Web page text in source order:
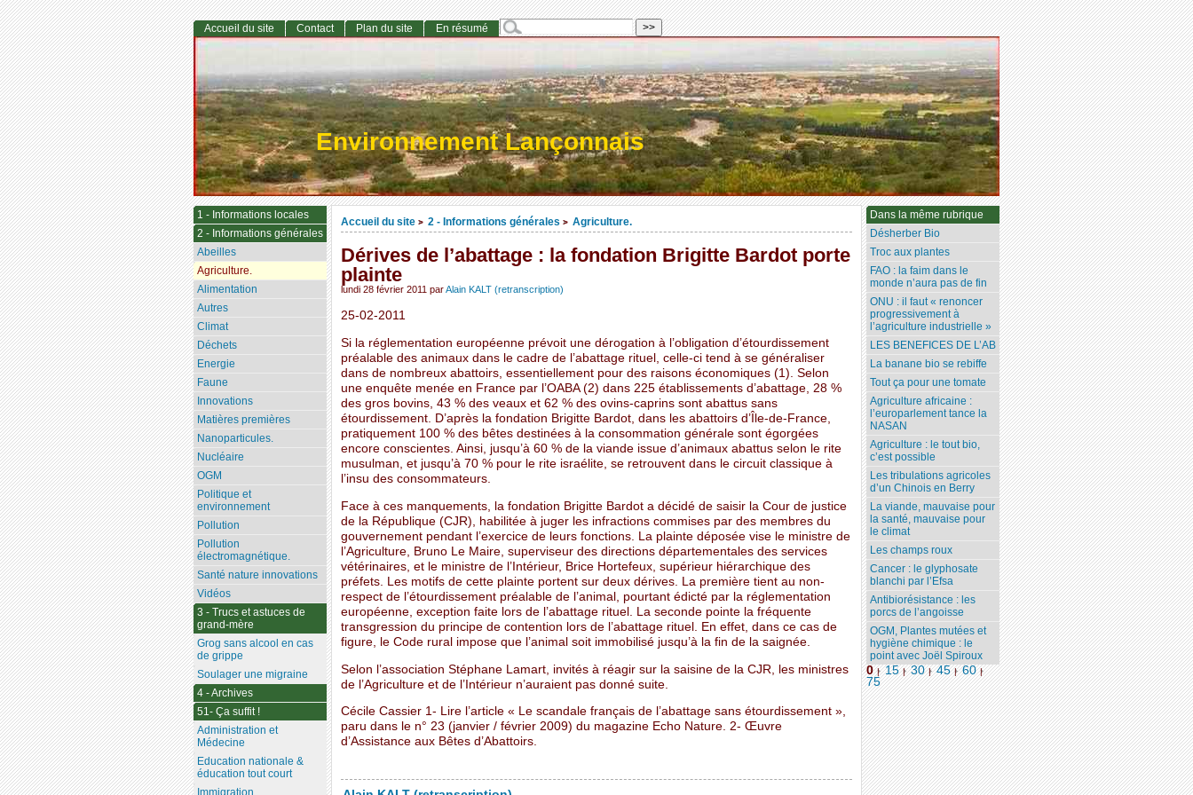
Environnement Lançonnais
Accueil du site > 2 - Informations générales > Agriculture.
Dérives de l’abattage : la fondation Brigitte Bardot porte
plainte
lundi 28 février 2011 parAlain KALT (retranscription)
25-02-2011
Si la réglementation européenne prévoit une dérogation à l’obligation d’étourdissement
préalable des animaux dans le cadre de l’abattage rituel, celle-ci tend à se généraliser
dans de nombreux abattoirs, essentiellement pour des raisons économiques (1). Selon
une enquête menée en France par l’OABA (2) dans 225 établissements d’abattage, 28 %
des gros bovins, 43 % des veaux et 62 % des ovins-caprins sont abattus sans
étourdissement. D’après la fondation Brigitte Bardot, dans les abattoirs d’Île-de-France,
pratiquement 100 % des bêtes destinées à la consommation générale sont égorgées
encore conscientes. Ainsi, jusqu’à 60 % de la viande issue d’animaux abattus selon le rite
musulman, et jusqu’à 70 % pour le rite israélite, se retrouvent dans le circuit classique à
l’insu des consommateurs.
Face à ces manquements, la fondation Brigitte Bardot a décidé de saisir la Cour de justice
de la République (CJR), habilitée à juger les infractions commises par des membres du
gouvernement pendant l’exercice de leurs fonctions. La plainte déposée vise le ministre de
l’Agriculture, Bruno Le Maire, superviseur des directions départementales des services
vétérinaires, et le ministre de l’Intérieur, Brice Hortefeux, supérieur hiérarchique des
préfets. Les motifs de cette plainte portent sur deux dérives. La première tient au non-
respect de l’étourdissement préalable de l’animal, pourtant édicté par la réglementation
européenne, exception faite lors de l’abattage rituel. La seconde pointe la fréquente
transgression du principe de contention lors de l’abattage rituel. En effet, dans ce cas de
figure, le Code rural impose que l’animal soit immobilisé jusqu’à la fin de la saignée.
Selon l’association Stéphane Lamart, invités à réagir sur la saisine de la CJR, les ministres
de l’Agriculture et de l’Intérieur n’auraient pas donné suite.
Cécile Cassier 1- Lire l’article « Le scandale français de l’abattage sans étourdissement »,
paru dans le n° 23 (janvier / février 2009) du magazine Echo Nature. 2- Œuvre
d’Assistance aux Bêtes d’Abattoirs.
Dans la même rubrique
Désherber Bio
Troc aux plantes
FAO : la faim dans le
monde n’aura pas de fin
ONU : il faut « renoncer
progressivement à
l’agriculture industrielle »
LES BENEFICES DE L’AB
La banane bio se rebiffe
Tout ça pour une tomate
Agriculture africaine :
l’europarlement tance la
NASAN
Agriculture : le tout bio,
c’est possible
Les tribulations agricoles
d’un Chinois en Berry
La viande, mauvaise pour
la santé, mauvaise pour
le climat
Les champs roux
Cancer : le glyphosate
blanchi par l’Efsa
Antibiorésistance : les
porcs de l’angoisse
OGM, Plantes mutées et
hygiène chimique : le
point avec Joël Spiroux
0 | 15 | 30 | 45 | 60 |
75
Accueil du site Contact Plan du site En résumé
1 - Informations locales
2 - Informations générales
Abeilles
Agriculture.
Alimentation
Autres
Climat
Déchets
Energie
Faune
Innovations
Matières premières
Nanoparticules.
Nucléaire
OGM
Politique et
environnement
Pollution
Pollution
électromagnétique.
Santé nature innovations
Vidéos
3 - Trucs et astuces de
grand-mère
Grog sans alcool en cas
de grippe
Soulager une migraine
4 - Archives
51- Ça suffit !
Administration et
Médecine
Education nationale &
éducation tout court